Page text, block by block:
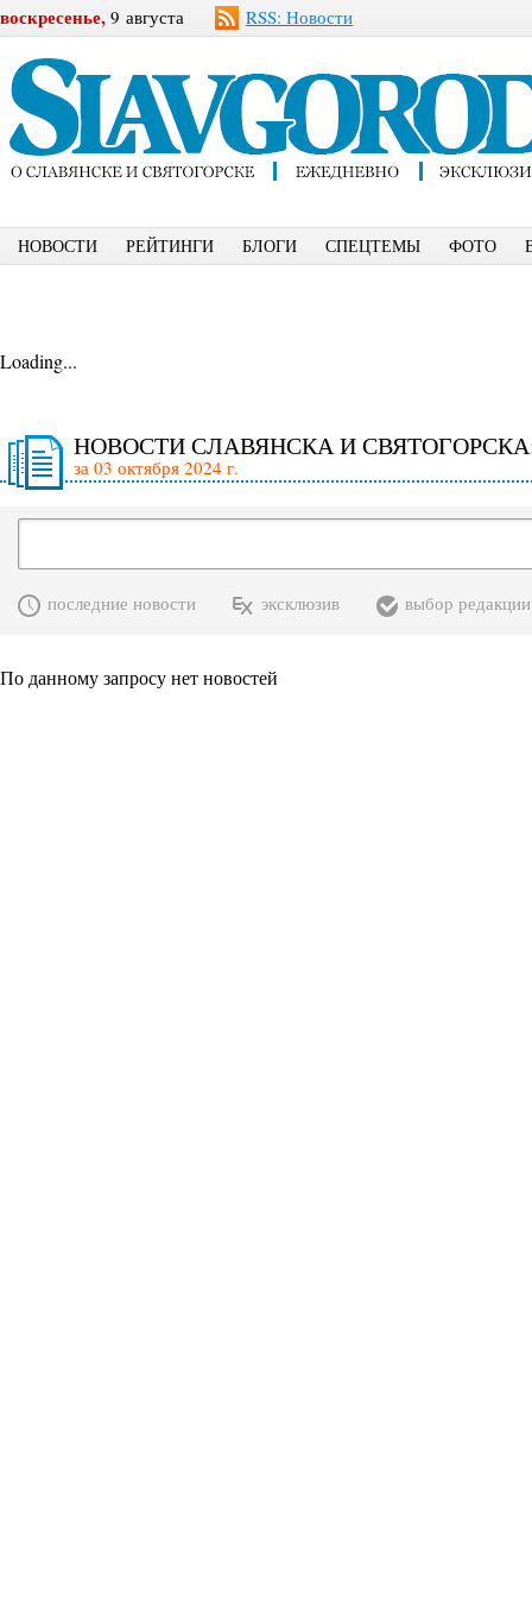
воскресенье, 9 августа RSS: Новости
НОВОСТИ РЕЙТИНГИ БЛОГИ СПЕЦТЕМЫ ФОТО
Loading...
НОВОСТИ СЛАВЯНСКА И
за 03 октября 2024 г.
последние новости эксклюзив выбор редакции
По данному запросу нет новостей